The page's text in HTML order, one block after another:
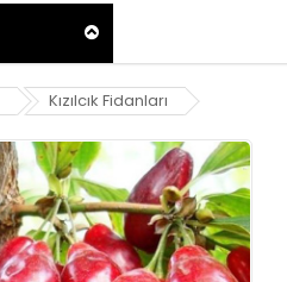
Kızılcık Fidanları